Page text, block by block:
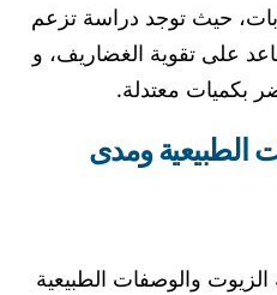
حيث توجد دراسة تزعم
على تقوية الغضاريف، و
بكميات معتدلة.
الطبيعية ومدى
والوصفات الطبيعية